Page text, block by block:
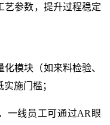
艺参数，提升过程稳定
模块（如来料检验、
施门槛；
一线员工可通过AR眼